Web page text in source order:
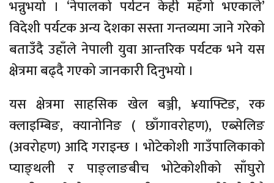
भन्नुभयो । ‘नेपालको पर्यटन केही महँगो भएकाले’
विदेशी पर्यटक अन्य देशका सस्ता गन्तव्यमा जाने गरेको
बताउँदै उहाँले नेपाली युवा आन्तरिक पर्यटक भने यस
क्षेत्रमा बढ्दै गएको जानकारी दिनुभयो ।
यस क्षेत्रमा साहसिक खेल बञ्जी, ¥याफ्टिङ, रक
क्लाइम्बिङ, क्यानोनिङ ( छाँगावरोहण), एब्सेलिङ
(अवरोहण) आदि गराइन्छ । भोटेकोशी गाउँपालिकाको
प्याङ्थली र पाङ्लाङबीच भोटेकोशीको साँघुरो